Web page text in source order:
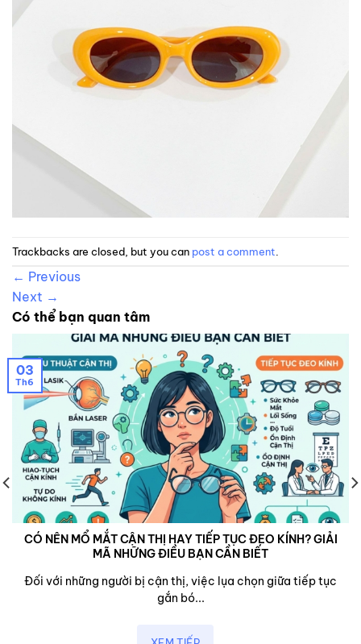
Trackbacks are closed, but you can post a comment
← Previous
Next →
Có thể bạn quan tâm
CÓ NÊN MỔ MẮT CẬN THỊ HAY TIẾP TỤC ĐEO KÍNH? GIẢI
MÃ NHỮNG ĐIỀU BẠN CẦN BIẾT
Đối với những người bị cận thị, việc lụa chọn giữa tiếp tục
gắn bó...
03
Th6